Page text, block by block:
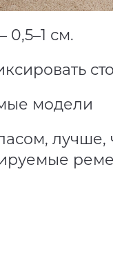
0,5–1 см.
модели
лучше,